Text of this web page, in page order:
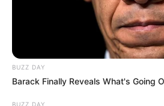
BUZZ DAY
Barack Finally Reveals What's Going
BUZZ DAY